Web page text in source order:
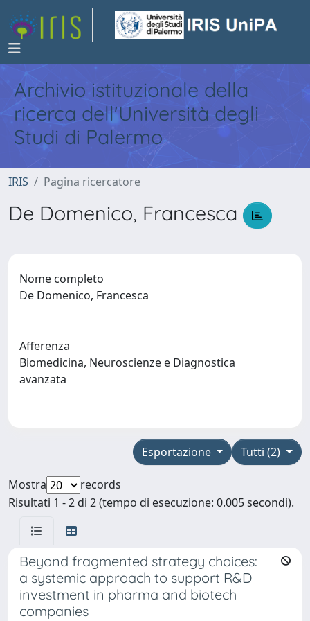
Archivio istituzionale della
ricerca dell'Università degli
Studi di Palermo
IRIS Pagina ricercatore
De Domenico, Francesca
Nome completo
De Domenico, Francesca
Afferenza
Biomedicina, Neuroscienze e Diagnostica
avanzata
Tutti (2)
Esportazione
Mostra
records
Risultati 1 - 2 di 2 (tempo di esecuzione: 0.005 secondi).
Beyond fragmented strategy choices:
a systemic approach to support R&D
investment in pharma and biotech
companies